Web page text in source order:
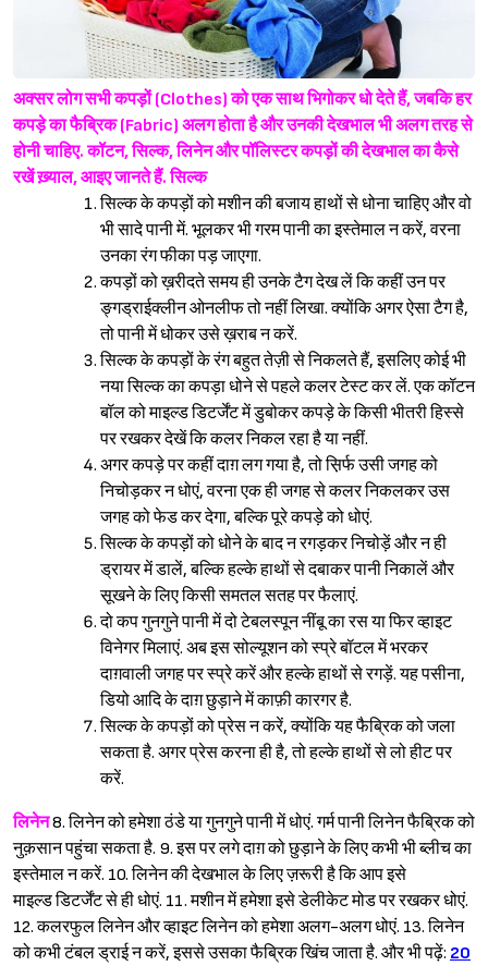
अक्सर लोग सभी कपड़ों (Clothes) को एक साथ भिगोकर धो देते हैं, जबकि हर
कपड़े का फैब्रिक (Fabric) अलग होता है और उनकी देखभाल भी अलग तरह से
होनी चाहिए. कॉटन, सिल्क, लिनेन और पॉलिस्टर कपड़ों की देखभाल का कैसे
रखें ख़्याल, आइए जानते हैं. सिल्क
सिल्क के कपड़ों को मशीन की बजाय हाथों से धोना चाहिए और वो
भी सादे पानी में. भूलकर भी गरम पानी का इस्तेमाल न करें, वरना
उनका रंग फीका पड़ जाएगा.
कपड़ों को ख़रीदते समय ही उनके टैग देख लें कि कहीं उन पर
ङ्गड्राईक्लीन ओनलीफ तो नहीं लिखा. क्योंकि अगर ऐसा टैग है,
तो पानी में धोकर उसे ख़राब न करें.
सिल्क के कपड़ों के रंग बहुत तेज़ी से निकलते हैं, इसलिए कोई भी
नया सिल्क का कपड़ा धोने से पहले कलर टेस्ट कर लें. एक कॉटन
बॉल को माइल्ड डिटर्जेंट में डुबोकर कपड़े के किसी भीतरी हिस्से
पर रखकर देखें कि कलर निकल रहा है या नहीं.
अगर कपड़े पर कहीं दाग़ लग गया है, तो स़िर्फ उसी जगह को
निचोड़कर न धोएं, वरना एक ही जगह से कलर निकलकर उस
जगह को फेड कर देगा, बल्कि पूरे कपड़े को धोएं.
सिल्क के कपड़ों को धोने के बाद न रगड़कर निचोड़ें और न ही
ड्रायर में डालें, बल्कि हल्के हाथों से दबाकर पानी निकालें और
सूखने के लिए किसी समतल सतह पर फैलाएं.
दो कप गुनगुने पानी में दो टेबलस्पून नींबू का रस या फिर व्हाइट
विनेगर मिलाएं. अब इस सोल्यूशन को स्प्रे बॉटल में भरकर
दाग़वाली जगह पर स्प्रे करें और हल्के हाथों से रगड़ें. यह पसीना,
डियो आदि के दाग़ छुड़ाने में काफ़ी कारगर है.
सिल्क के कपड़ों को प्रेस न करें, क्योंकि यह फैब्रिक को जला
सकता है. अगर प्रेस करना ही है, तो हल्के हाथों से लो हीट पर
करें.
लिनेन8. लिनेन को हमेशा ठंडे या गुनगुने पानी में धोएं. गर्म पानी लिनेन फैब्रिक को
नुक़सान पहुंचा सकता है. 9. इस पर लगे दाग़ को छुड़ाने के लिए कभी भी ब्लीच का
इस्तेमाल न करें. 10. लिनेन की देखभाल के लिए ज़रूरी है कि आप इसे
माइल्ड डिटर्जेंट से ही धोएं. 11. मशीन में हमेशा इसे डेलीकेट मोड पर रखकर धोएं.
12. कलरफुल लिनेन और व्हाइट लिनेन को हमेशा अलग-अलग धोएं. 13. लिनेन
को कभी टंबल ड्राई न करें, इससे उसका फैब्रिक खिंच जाता है. और भी पढ़ें: 20